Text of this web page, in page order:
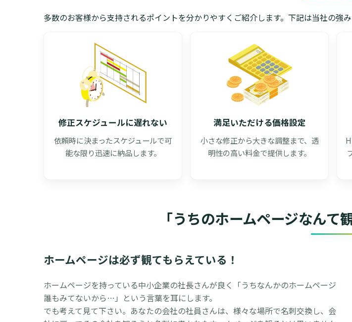
多数のお客様から支持されるポイントを分かりやすくご紹介します。下記は当社の強み
修正スケジュールに遅れない
依頼時に決まったスケジュールで可
能な限り迅速に納品します。
満足いただける価格設定
小さな修正から大きな調整まで、透
明性の高い料金で提供します。
「うちのホームページなん
ホームページは必ず観てもらえている！
ホームページを持っている中小企業の社長さんが良く「うちなんかのホームページ
誰もみてないから…」という言葉を耳にします。
でも考えて見て下さい。あなたの会社の社員さんは、様々な場所で名刺交換し、会